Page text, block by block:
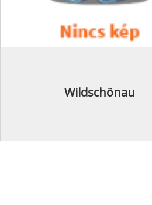
Wildschönau